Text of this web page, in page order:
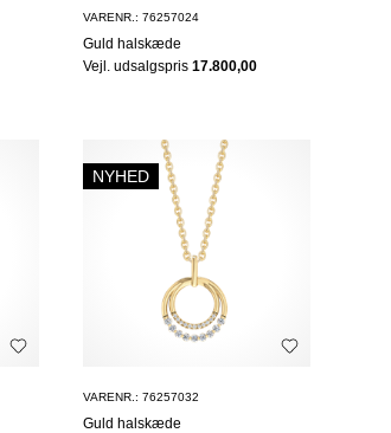
VARENR.: 76257024
Guld halskæde
Vejl. udsalgspris 17.800,00
NYHED
VARENR.: 76257032
Guld halskæde